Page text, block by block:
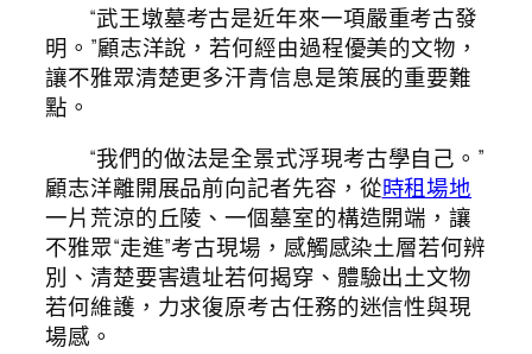
“武王墩墓考古是近年來一項嚴重考古發
明。”顧志洋說，若何經由過程優美的文物，
讓不雅眾清楚更多汗青信息是策展的重要難
點。
“我們的做法是全景式浮現考古學自己。”
顧志洋離開展品前向記者先容，從時租場地
一片荒涼的丘陵、一個墓室的構造開端，讓
不雅眾“走進”考古現場，感觸感染土層若何辨
別、清楚要害遺址若何揭穿、體驗出土文物
若何維護，力求復原考古任務的迷信性與現
場感。